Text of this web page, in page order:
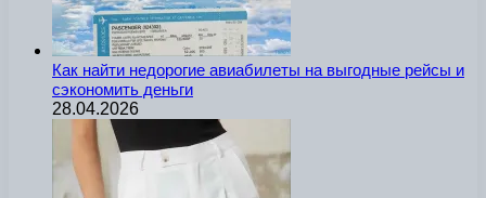
Как найти недорогие авиабилеты на выгодные рейсы и
сэкономить деньги
28.04.2026